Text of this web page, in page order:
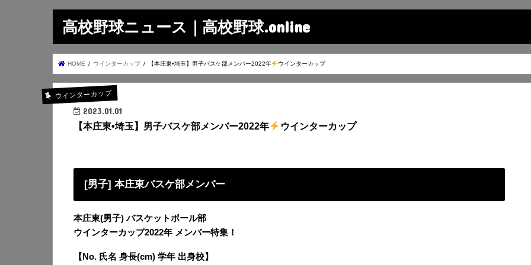
高校野球ニュース｜高校野球.online
HOME ウインターカップ 【本庄東•埼玉】男子バスケ部メンバー2022年 ウインターカップ
ウインターカップ
2023.01.01
【本庄東•埼玉】男子バスケ部メンバー2022年 ウインターカップ
[男子] 本庄東バスケ部メンバー
本庄東(男子) バスケットボール部
ウインターカップ2022年 メンバー特集！
【No. 氏名 身長(cm) 学年 出身校】